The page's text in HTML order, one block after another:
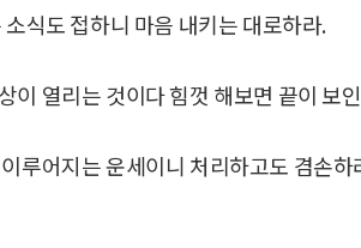
식도 접하니 마음 내키는 대로하라.
이 열리는 것이다 힘껏 해보면 끝이 보
루어지는 운세이니 처리하고도 겸손하